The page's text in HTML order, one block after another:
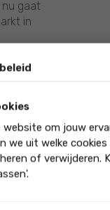
nu gaat
in
een
website om jouw
we uit welke
of verwijderen.